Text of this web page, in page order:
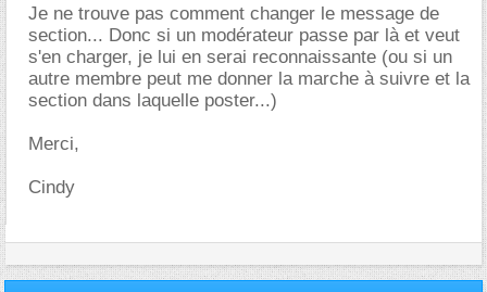
Je ne trouve pas comment changer le message de
section... Donc si un modérateur passe par là et veut
s'en charger, je lui en serai reconnaissante (ou si un
autre membre peut me donner la marche à suivre et la
section dans laquelle poster...)
Merci,
Cindy